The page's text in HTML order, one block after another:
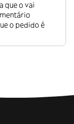
que o vai
o pedido é